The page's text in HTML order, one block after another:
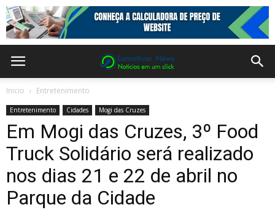
Inicio Entretenimento
Entretenimento Cidades Mogi das Cruzes
Em Mogi das Cruzes, 3º Food
Truck Solidário será realizado
nos dias 21 e 22 de abril no
Parque da Cidade